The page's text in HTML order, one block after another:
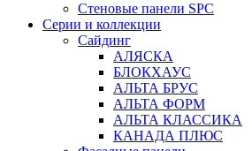
Стеновые панели SPC
Серии и коллекции
Сайдинг
АЛЯСКА
БЛОКХАУС
АЛЬТА БРУС
АЛЬТА ФОРМ
АЛЬТА КЛАССИКА
КАНАДА ПЛЮС